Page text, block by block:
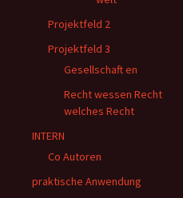
Projektfeld 2
Projektfeld 3
Gesellschaft en
Recht wessen Recht
welches Recht
INTERN
Co Autoren
praktische Anwendung